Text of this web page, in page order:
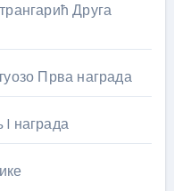
Друга
Прва награда
награда